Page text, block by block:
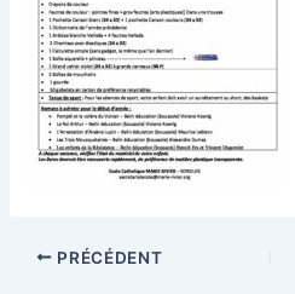
PRÉCÉDENT